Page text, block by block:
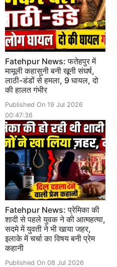
Fatehpur News: फतेहपुर में
मामूली कहासुनी बनी खूनी संघर्ष,
लाठी-डंडों से हमला, 9 घायल, दो
की हालत गंभीर
Published On 19 Jul 2026
00:47:36
Fatehpur News: प्रेमिका की
शादी से पहले युवक ने की आत्महत्या,
सदमे में युवती ने भी खाया जहर,
इलाके में चर्चा का विषय बनी प्रेम
कहानी
Published On 08 Jul 2026